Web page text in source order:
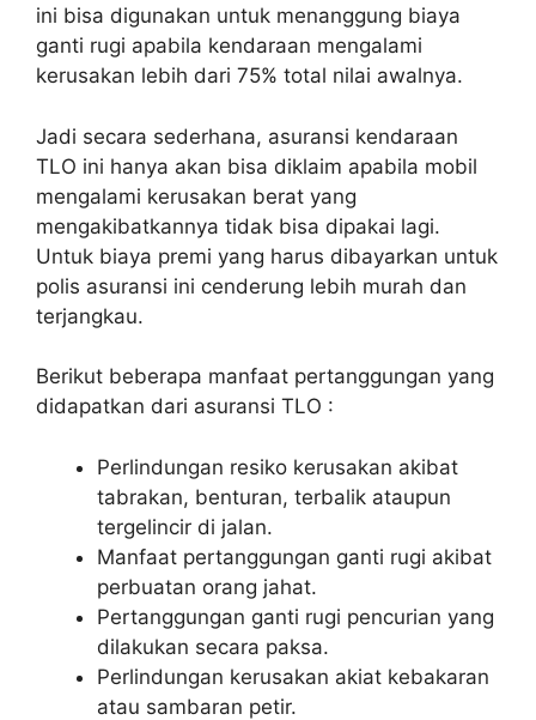
ini bisa digunakan untuk menanggung biaya
ganti rugi apabila kendaraan mengalami
kerusakan lebih dari 75% total nilai awalnya.
Jadi secara sederhana, asuransi kendaraan
TLO ini hanya akan bisa diklaim apabila mobil
mengalami kerusakan berat yang
mengakibatkannya tidak bisa dipakai lagi.
Untuk biaya premi yang harus dibayarkan untuk
polis asuransi ini cenderung lebih murah dan
terjangkau.
Berikut beberapa manfaat pertanggungan yang
didapatkan dari asuransi TLO :
Perlindungan resiko kerusakan akibat
tabrakan, benturan, terbalik ataupun
tergelincir di jalan.
Manfaat pertanggungan ganti rugi akibat
perbuatan orang jahat.
Pertanggungan ganti rugi pencurian yang
dilakukan secara paksa.
Perlindungan kerusakan akiat kebakaran
atau sambaran petir.